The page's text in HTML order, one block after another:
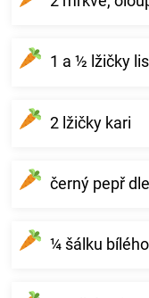
1 a ½ lžičky
2 lžičky kari
černý pepř
¼ šálku